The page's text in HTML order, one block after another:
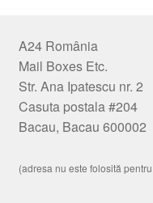
A24 România
Mail Boxes Etc.
Str. Ana Ipatescu nr. 2
Casuta postala #204
Bacau, Bacau 600002
(adresa nu este folosită